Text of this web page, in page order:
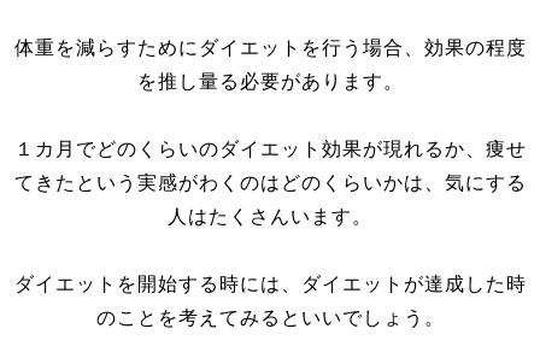
体重を減らすためにダイエットを行う場合、効果の程度
を推し量る必要があります。
１カ月でどのくらいのダイエット効果が現れるか、痩せ
てきたという実感がわくのはどのくらいかは、気にする
人はたくさんいます。
ダイエットを開始する時には、ダイエットが達成した時
のことを考えてみるといいでしょう。